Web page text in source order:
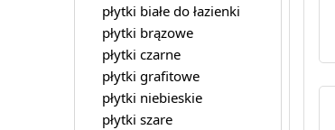
płytki białe do łazienki
płytki brązowe
płytki czarne
płytki grafitowe
płytki niebieskie
płytki szare